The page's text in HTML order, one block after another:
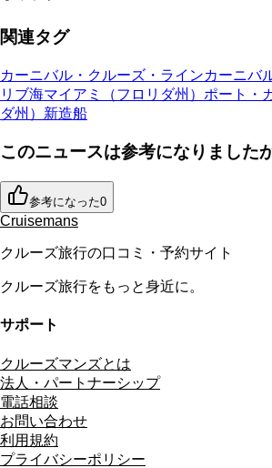
関連タグ
カーニバル・クルーズ・ラインカーニバ
リブ海マイアミ（フロリダ州） ポート・
ダ州） 新造船
このニュースは参考になりました
参考になった0
Cruisemans
クルーズ旅行の口コミ・予約サイト
クルーズ旅行をもっと身近に。
サポート
クルーズマンズとは
法人・パートナーシップ
電話相談
お問い合わせ
利用規約
プライバシーポリシー